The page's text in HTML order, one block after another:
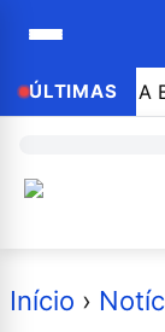
ÚLTIMAS
PESSOAS A
Início ›